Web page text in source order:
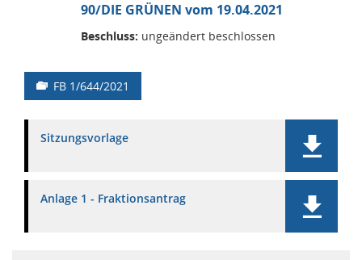
90/DIE GRÜNEN vom 19.04.2021
Beschluss: ungeändert beschlossen
FB 1/644/2021
Sitzungsvorlage
Anlage 1 - Fraktionsantrag